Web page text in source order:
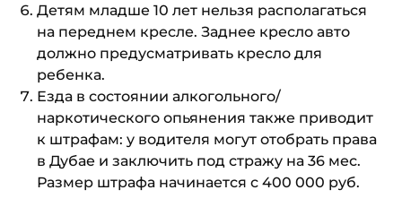
Детям младше 10 лет нельзя располагаться
на переднем кресле. Заднее кресло авто
должно предусматривать кресло для
ребенка.
Езда в состоянии алкогольного/
наркотического опьянения также приводит
к штрафам: у водителя могут отобрать права
в Дубае и заключить под стражу на 36 мес.
Размер штрафа начинается с 400 000 руб.